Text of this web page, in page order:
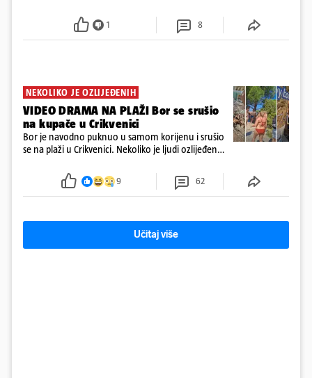
1 8
NEKOLIKO JE OZLIJEĐENIH
VIDEO DRAMA NA PLAŽI Bor se srušio
na kupače u Crikvenici
Bor je navodno puknuo u samom korijenu i srušio
se na plaži u Crikvenici. Nekoliko je ljudi ozlijeđeno,
9 62
Učitaj više